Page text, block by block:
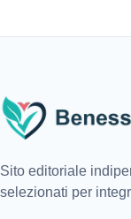
Sito editoriale
selezionati per